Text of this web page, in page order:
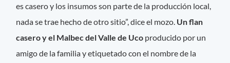
es casero y los insumos son parte de la producción local,
nada se trae hecho de otro sitio”, dice el mozo. Un flan
casero y el Malbec del Valle de Uco producido por un
amigo de la familia y etiquetado con el nombre de la